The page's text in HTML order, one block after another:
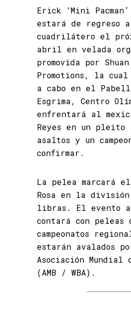
Erick ‘Mini Pacman’
estará de regreso
cuadrilátero el
abril en velada
promovida por
Promotions, la
a cabo en el
Esgrima, Centro
enfrentará al
Reyes en un pleito
asaltos y un
confirmar.
La pelea marcará
Rosa en la
libras. El evento
contará con peleas
campeonatos
estarán avalados
Asociación Mundial
(AMB / WBA).